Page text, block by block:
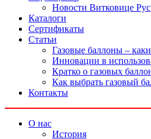
Новости Витковице Рус
Каталоги
Сертификаты
Статьи
Газовые баллоны –
Инновации в
Кратко о газовых
Как выбрать газовый
Контакты
О нас
История